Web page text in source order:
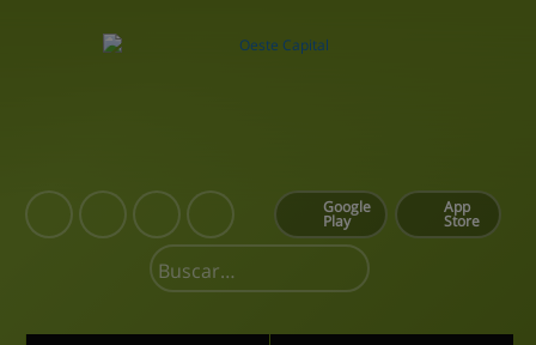
App
Store
Google
Play